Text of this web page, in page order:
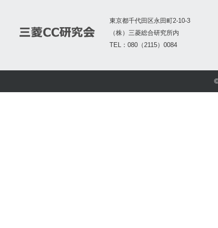
東京都千代田区永田町2-10-3
（株）三菱総合研究所内
TEL：080（2115）0084